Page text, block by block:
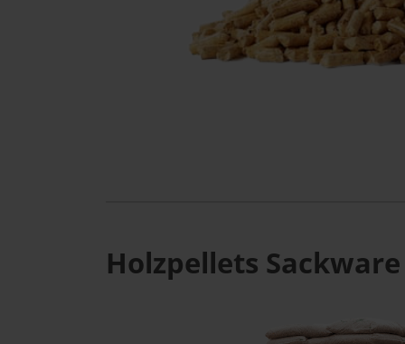
Holzpellets